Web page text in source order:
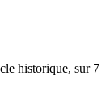
historique, sur 7